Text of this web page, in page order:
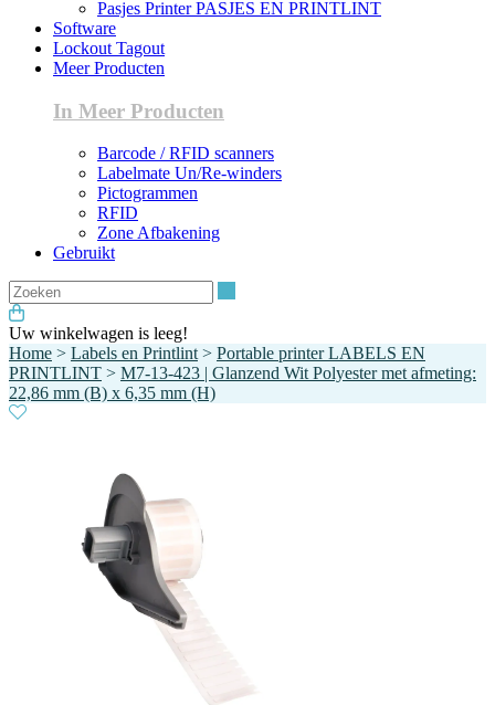
Pasjes Printer PASJES EN PRINTLINT
Software
Lockout Tagout
Meer Producten
In Meer Producten
Barcode / RFID scanners
Labelmate Un/Re-winders
Pictogrammen
RFID
Zone Afbakening
Gebruikt
Uw winkelwagen is leeg!
Home > Labels en Printlint > Portable printer LABELS EN
PRINTLINT > M7-13-423 | Glanzend Wit Polyester met afmeting:
22,86 mm (B) x 6,35 mm (H)